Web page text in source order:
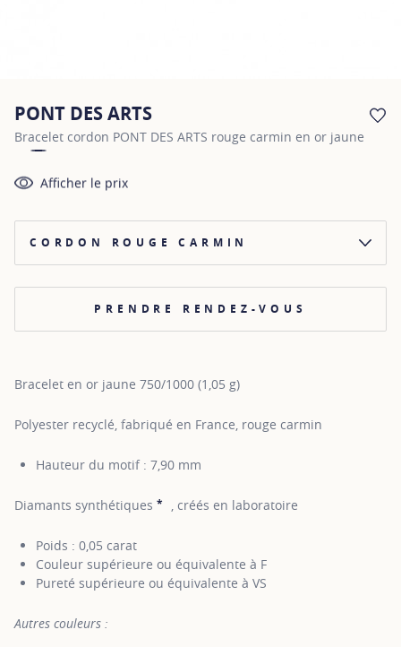
PONT DES ARTS
Bracelet cordon PONT DES ARTS rouge carmin en or jaune
Afficher le prix
CORDON ROUGE CARMIN
PRENDRE RENDEZ-VOUS
Bracelet en or jaune 750/1000 (1,05 g)
Polyester recyclé, fabriqué en France, rouge carmin
Hauteur du motif : 7,90 mm
Diamants synthétiques * SHOW TOOLTIP
, créés en laboratoire
Poids : 0,05 carat
Couleur supérieure ou équivalente à F
Pureté supérieure ou équivalente à VS
Autres couleurs :